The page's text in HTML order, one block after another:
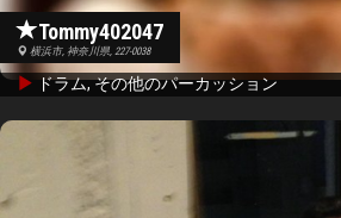
Tommy402047
横浜市, 神奈川県, 227-0038
ドラム, その他のパーカッション